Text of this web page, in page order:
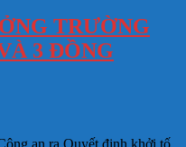
TRƯỜNG
3 ĐỒNG
an ra Quyết định khởi tố